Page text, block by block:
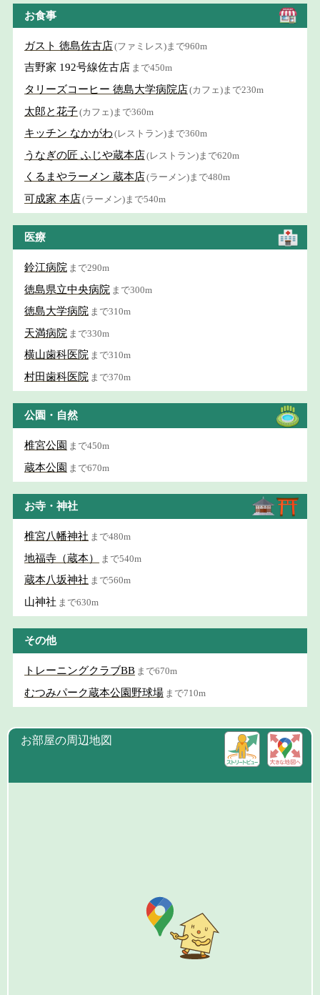
お食事
ガスト 徳島佐古店(ファミレス)まで960m
吉野家 192号線佐古店 まで450m
タリーズコーヒー 徳島大学病院店(カフェ)まで230m
太郎と花子(カフェ)まで360m
キッチン なかがわ (レストラン)まで360m
うなぎの匠 ふじや蔵本店(レストラン)まで620m
くるまやラーメン 蔵本店(ラーメン)まで480m
可成家 本店(ラーメン)まで540m
医療
鈴江病院 まで290m
徳島県立中央病院 まで300m
徳島大学病院 まで310m
天満病院 まで330m
横山歯科医院 まで310m
村田歯科医院 まで370m
公園・自然
椎宮公園 まで450m
蔵本公園 まで670m
お寺・神社
椎宮八幡神社 まで480m
地福寺（蔵本） まで540m
蔵本八坂神社 まで560m
山神社 まで630m
その他
トレーニングクラブBB まで670m
むつみパーク蔵本公園野球場 まで710m
お部屋の周辺地図